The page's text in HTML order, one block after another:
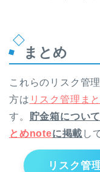
まとめ
これらのリスク管
方は リスク管理ま
す。 貯金箱につい
とめnoteに掲載 し
リスク管